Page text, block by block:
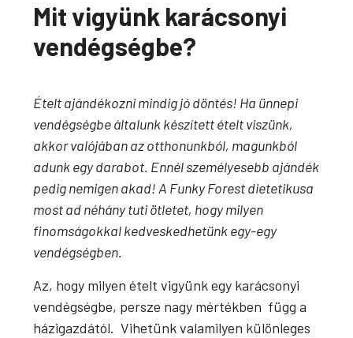
Mit vigyünk karácsonyi
vendégségbe?
Ételt ajándékozni mindig jó döntés! Ha ünnepi
vendégségbe általunk készített ételt viszünk,
akkor valójában az otthonunkból, magunkból
adunk egy darabot. Ennél személyesebb ajándék
pedig nemigen akad! A Funky Forest dietetikusa
most ad néhány tuti ötletet, hogy milyen
finomságokkal kedveskedhetünk egy-egy
vendégségben.
Az, hogy milyen ételt vigyünk egy karácsonyi
vendégségbe, persze nagy mértékben függ a
házigazdától. Vihetünk valamilyen különleges